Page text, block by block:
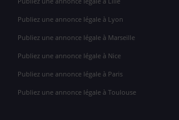
Publiez une annonce légale à Lyon
Publiez une annonce légale à Marseille
Publiez une annonce légale à Nice
Publiez une annonce légale à Paris
Publiez une annonce légale à Toulouse